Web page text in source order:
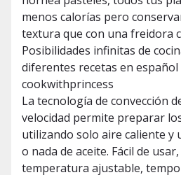
menos calorías pero
textura que con una freidora
Posibilidades infinitas de
diferentes recetas en
cookwithprincess
La tecnología de convección
velocidad permite preparar
utilizando solo aire caliente y
o nada de aceite. Fácil de
temperatura ajustable,